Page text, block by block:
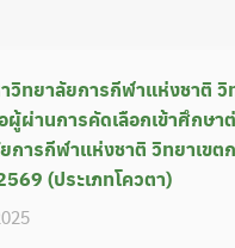
วิทยาลัยการกีฬาแห่งชาติ วิ
ผู้ผ่านการคัดเลือกเข้าศึกษา
การกีฬาแห่งชาติ วิทยาเขต
(ประเภทโควตา)